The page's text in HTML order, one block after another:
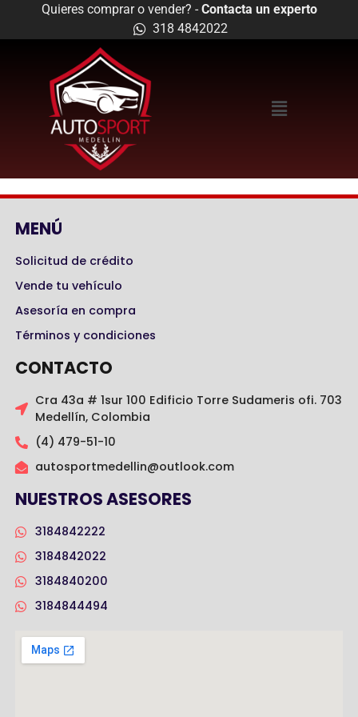
Quieres comprar o vender? - Contacta un experto
318 4842022
MENÚ
Solicitud de crédito
Vende tu vehículo
Asesoría en compra
Términos y condiciones
CONTACTO
Cra 43a # 1sur 100 Edificio Torre Sudameris ofi. 703
Medellín, Colombia
(4) 479-51-10
autosportmedellin@outlook.com
NUESTROS ASESORES
3184842222
3184842022
3184840200
3184844494